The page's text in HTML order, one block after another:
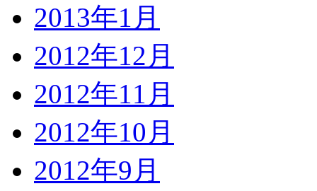
2013年1月
2012年12月
2012年11月
2012年10月
2012年9月